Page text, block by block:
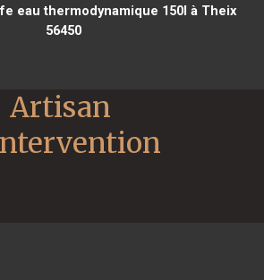
eau thermodynamique 150l à Theix
56450
Artisan